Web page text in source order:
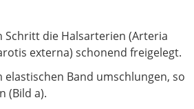
die Halsarterien (Arteria
externa) schonend freigelegt.
Band umschlungen, so
(Bild a).